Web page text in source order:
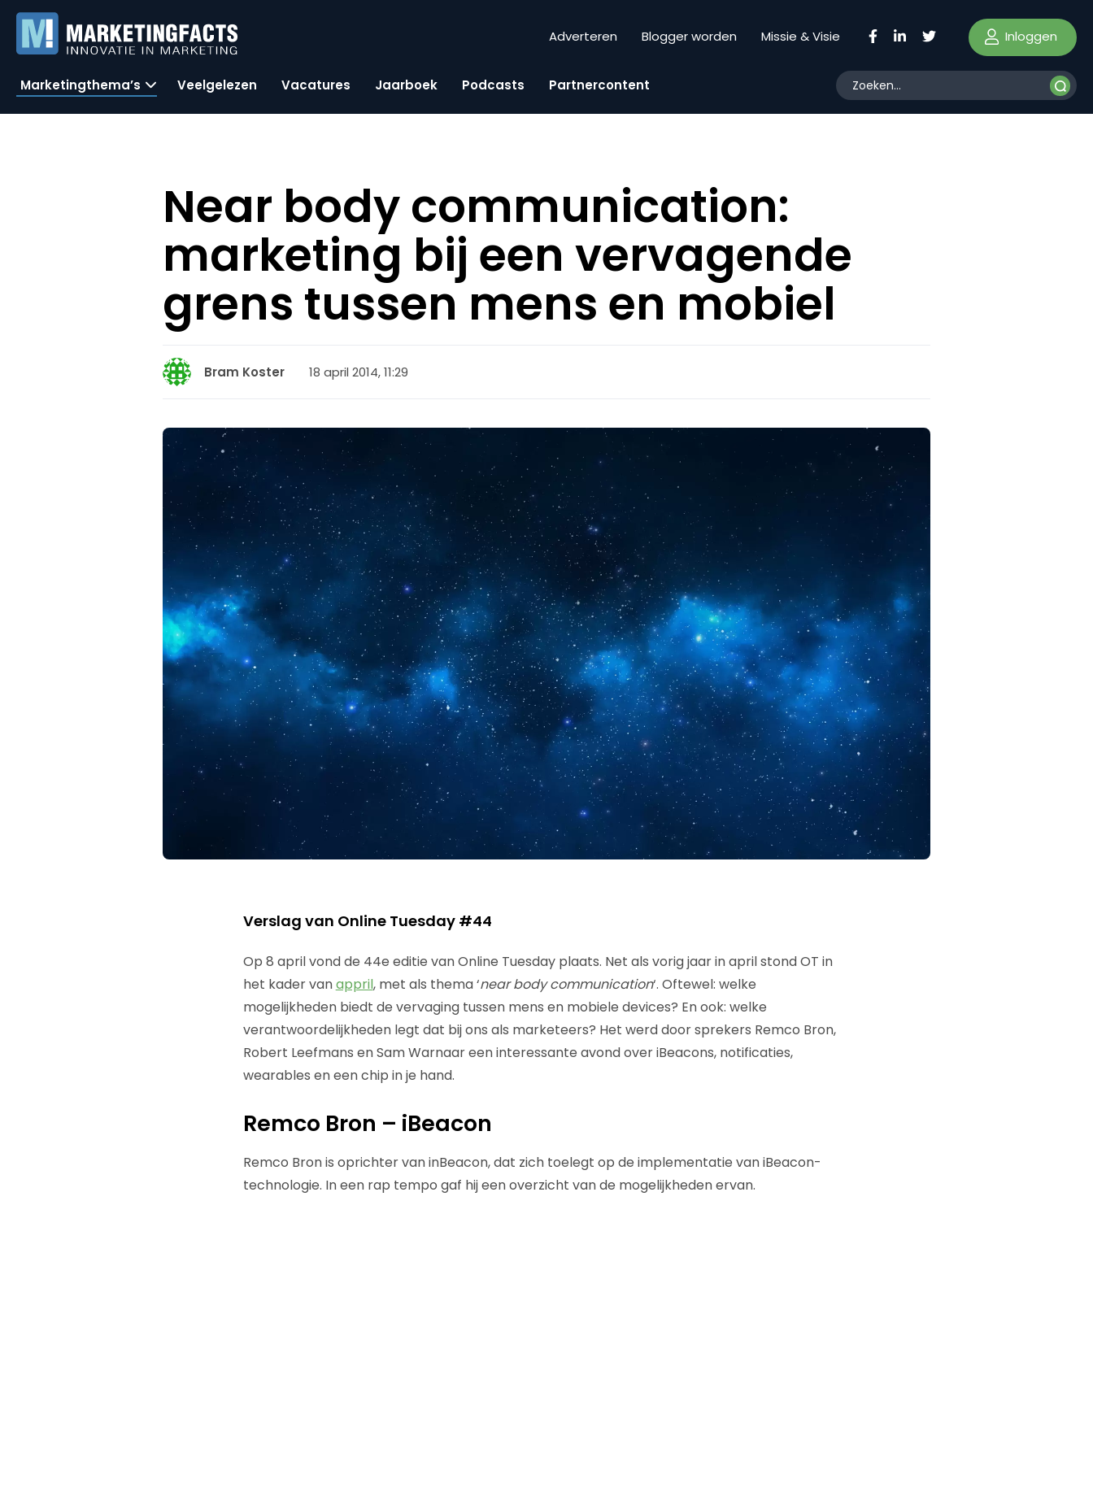
Adverteren Blogger worden Missie & Visie Inloggen
Marketingthema’s Veelgelezen Vacatures Jaarboek Podcasts Partnercontent
Near body communication:
marketing bij een vervagende
grens tussen mens en mobiel
Bram Koster 18 april 2014, 11:29
Verslag van Online Tuesday #44
Op 8 april vond de 44e editie van Online Tuesday plaats. Net als vorig jaar in april stond OT in
het kader vanappril, met als thema ‘near body communication‘. Oftewel: welke
mogelijkheden biedt de vervaging tussen mens en mobiele devices? En ook: welke
verantwoordelijkheden legt dat bij ons als marketeers? Het werd door sprekers Remco Bron,
Robert Leefmans en Sam Warnaar een interessante avond over iBeacons, notificaties,
wearables en een chip in je hand.
Remco Bron – iBeacon
Remco Bron is oprichter van inBeacon, dat zich toelegt op de implementatie van iBeacon-
technologie. In een rap tempo gaf hij een overzicht van de mogelijkheden ervan.